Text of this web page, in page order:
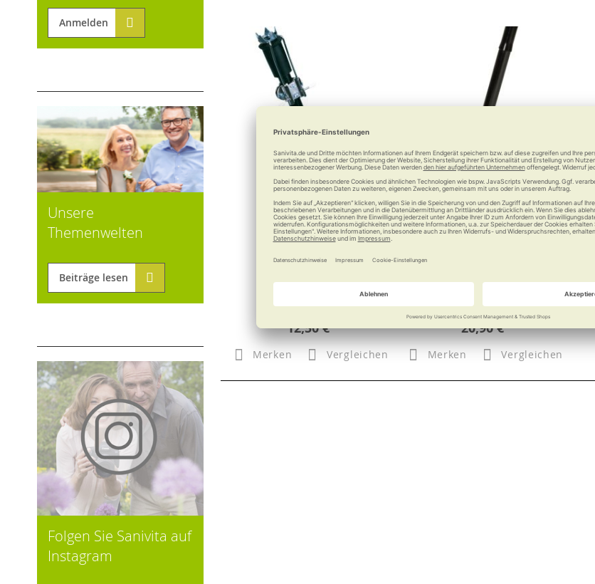
RUSSKA Eiskralle
Eisfest
12,50 €
Merken Vergleichen
Stoßdämpfer!
20,90 €
Merken Vergleichen
Anmelden
Unsere
Themenwelten
Beiträge lesen
Folgen Sie Sanivita auf
Instagram